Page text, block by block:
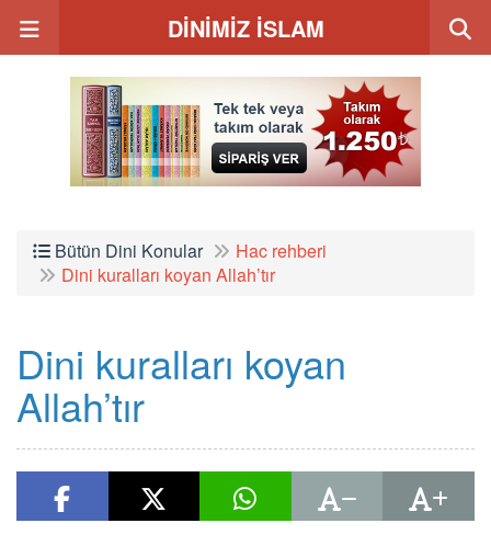
DİNİMİZ İSLAM
Bütün Dini Konular
Hac rehberi
Dini kuralları koyan Allah’tır
Dini kuralları koyan
Allah’tır